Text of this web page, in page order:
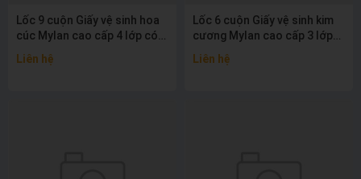
Lốc 9 cuộn Giấy vệ sinh hoa
cúc Mylan cao cấp 4 lớp có
Liên hệ
Lốc 6 cuộn Giấy vệ sinh kim
cương Mylan cao cấp 3 lớp
Liên hệ